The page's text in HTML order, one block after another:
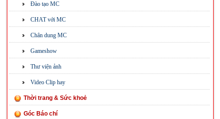
Đào tạo MC
CHAT với MC
Chân dung MC
Gameshow
Thư viện ảnh
Video Clip hay
Thời trang & Sức khoẻ
Góc Báo chí